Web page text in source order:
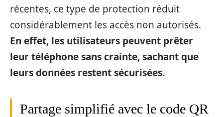
récentes, ce type de protection réduit
considérablement les accès non autorisés.
En effet, les utilisateurs peuvent prêter
leur téléphone sans crainte, sachant que
leurs données restent sécurisées.
Partage simplifié avec le code QR